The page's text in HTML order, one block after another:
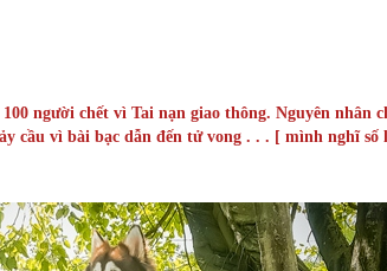
người chết vì Tai nạn giao thông. Nguyên nhân
cầu vì bài bạc dẫn đến tử vong . . . [ mình nghĩ số